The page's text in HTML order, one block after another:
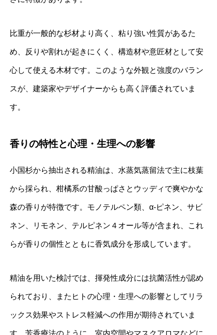
比重が一般的な杉材より高く、粘り強い性質があるた
め、反りや割れが起きにくく、構造材や意匠材として安
心して使える木材です。このような外観と強度のバラン
スが、建築家やデザイナーからも高く評価されていま
す。
香りの特性と心理・生理への影響
小国杉から抽出される精油は、水蒸気蒸留法で主に枝葉
から採られ、柑橘系の甘酸っぱさとウッディで爽やかな
森の香りが特徴です。モノテルペン類、α‐ピネン、サビ
ネン、リモネン、テルピネン４オール等が含まれ、これ
らが香りの個性とともに香気成分を形成しています。
精油を用いた検討では、揮発性成分には抗菌活性が認め
られており、またヒトの心理・生理への影響としてリラ
ックス効果やストレス軽減への作用が期待されていま
す。芳香療法のように、室内空間やマスクアロマなどに